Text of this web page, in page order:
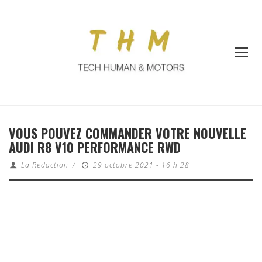
VOUS POUVEZ COMMANDER VOTRE NOUVELLE
AUDI R8 V10 PERFORMANCE RWD
La Redaction / 29 octobre 2021 - 16 h 28